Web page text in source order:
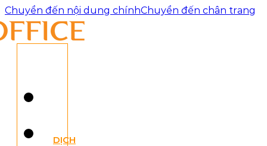
Chuyển đến nội dung chínhChuyển đến chân trang
DỊCH